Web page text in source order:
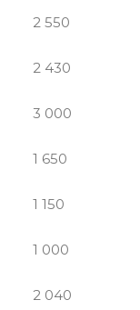
2 550
2 430
3 000
1 650
1 150
1 000
2 040